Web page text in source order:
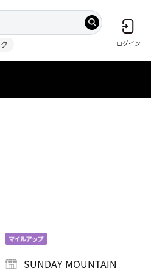
ログイン
SUNDAY MOUNTAIN